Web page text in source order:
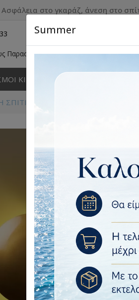
Ασφάλεια στο γκαράζ, άνεση στο
Παρασκευή: 09:00 - 16:30
ΚΙΝΗΣΗΣ
ΣΠΙΤΙΟΥ
Summer